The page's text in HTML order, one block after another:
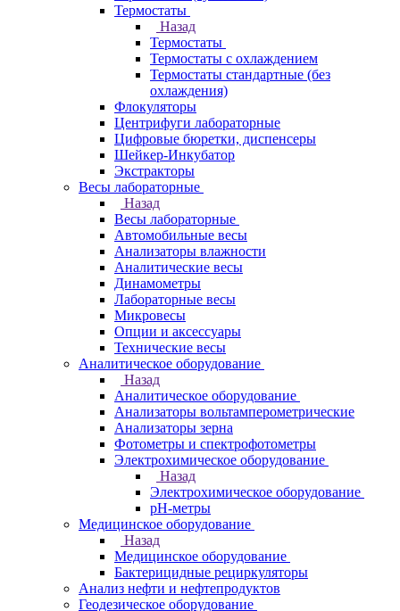
Термостаты
Назад
Термостаты
Термостаты с охлаждением
Термостаты стандартные (без
охлаждения)
Флокуляторы
Центрифуги лабораторные
Цифровые бюретки, диспенсеры
Шейкер-Инкубатор
Экстракторы
Весы лабораторные
Назад
Весы лабораторные
Автомобильные весы
Анализаторы влажности
Аналитические весы
Динамометры
Лабораторные весы
Микровесы
Опции и аксессуары
Технические весы
Аналитическое оборудование
Назад
Аналитическое оборудование
Анализаторы вольтамперометрические
Анализаторы зерна
Фотометры и спектрофотометры
Электрохимическое оборудование
Назад
Электрохимическое оборудование
pH-метры
Медицинское оборудование
Назад
Медицинское оборудование
Бактерицидные рециркуляторы
Анализ нефти и нефтепродуктов
Геодезическое оборудование